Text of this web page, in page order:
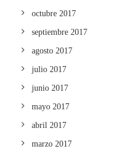
octubre 2017
septiembre 2017
agosto 2017
julio 2017
junio 2017
mayo 2017
abril 2017
marzo 2017